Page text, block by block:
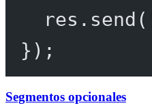
res. send (
});
Segmentos opcionales